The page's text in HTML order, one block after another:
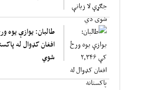
افغان کډوال له
شوي